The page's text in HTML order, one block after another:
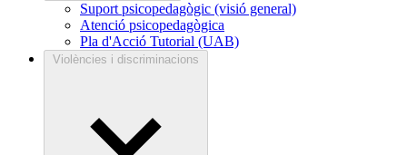
Suport psicopedagògic (visió general)
Atenció psicopedagògica
Pla d'Acció Tutorial (UAB)
Violències i discriminacions